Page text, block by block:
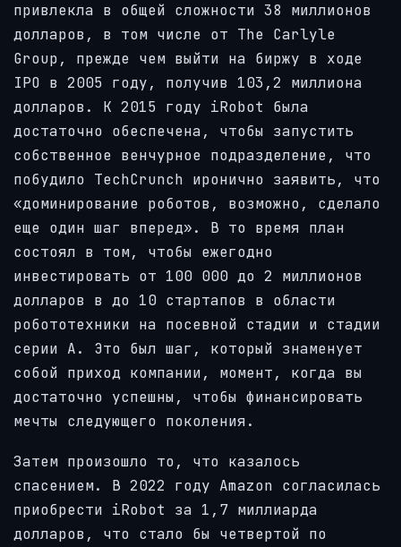
привлекла в общей сложности 38 миллионов
долларов, в том числе от The Carlyle
Group, прежде чем выйти на биржу в ходе
IPO в 2005 году, получив 103,2 миллиона
долларов. К 2015 году iRobot была
достаточно обеспечена, чтобы запустить
собственное венчурное подразделение, что
побудило TechCrunch иронично заявить, что
«доминирование роботов, возможно, сделало
еще один шаг вперед». В то время план
состоял в том, чтобы ежегодно
инвестировать от 100 000 до 2 миллионов
долларов в до 10 стартапов в области
робототехники на посевной стадии и стадии
серии А. Это был шаг, который знаменует
собой приход компании, момент, когда вы
достаточно успешны, чтобы финансировать
мечты следующего поколения.
Затем произошло то, что казалось
спасением. В 2022 году Amazon согласилась
приобрести iRobot за 1,7 миллиарда
долларов, что стало бы четвертой по